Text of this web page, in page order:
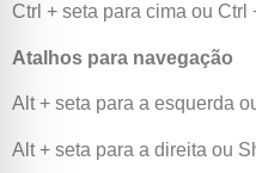
Ctrl + seta para cima ou
Atalhos para navegação
Alt + seta para a esquerda
Alt + seta para a direita ou